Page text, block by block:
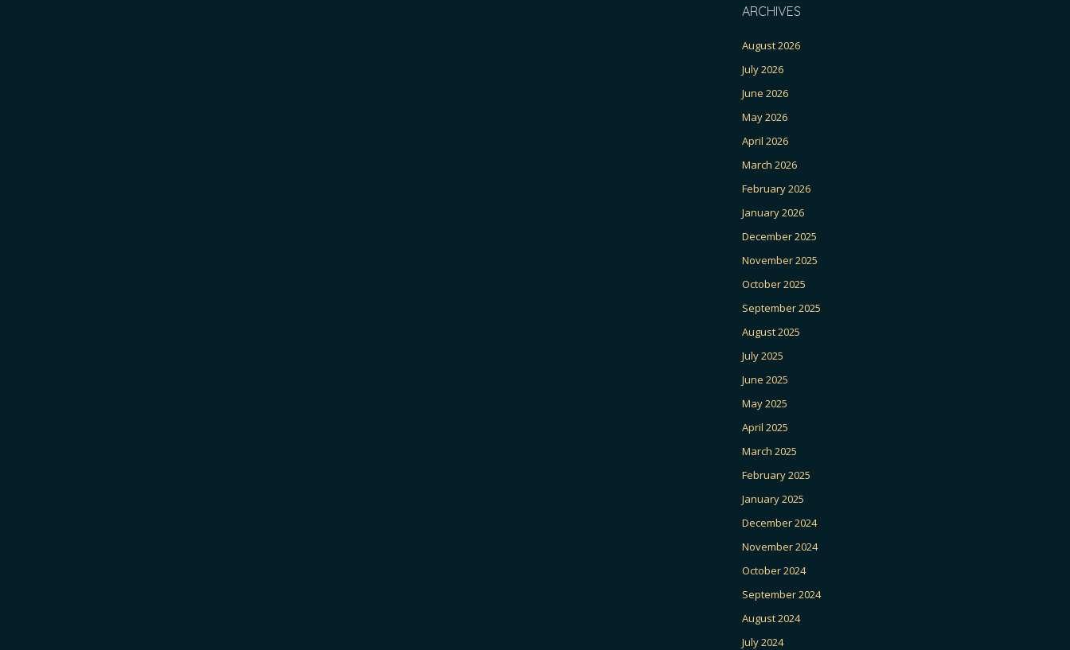
ARCHIVES
August 2026
July 2026
June 2026
May 2026
April 2026
March 2026
February 2026
January 2026
December 2025
November 2025
October 2025
September 2025
August 2025
July 2025
June 2025
May 2025
April 2025
March 2025
February 2025
January 2025
December 2024
November 2024
October 2024
September 2024
August 2024
July 2024